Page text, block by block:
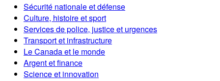
Sécurité nationale et défense
Culture, histoire et sport
Services de police, justice et urgences
Transport et infrastructure
Le Canada et le monde
Argent et finance
Science et innovation